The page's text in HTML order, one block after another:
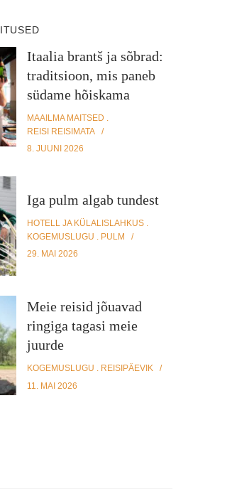
Itaalia brantš ja sõbrad:
traditsioon, mis paneb
südame hõiskama
MAAILMA MAITSED
REISI REISIMATA
8. JUUNI 2026
Iga pulm algab tundest
HOTELL JA KÜLALISLAHKUS
KOGEMUSLUGU
PULM
29. MAI 2026
Meie reisid jõuavad
ringiga tagasi meie
juurde
KOGEMUSLUGU
REISIPÄEVIK
11. MAI 2026